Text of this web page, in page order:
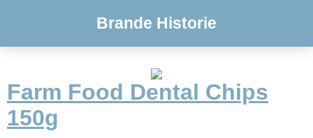
Brande Historie
Farm Food Dental Chips
150g